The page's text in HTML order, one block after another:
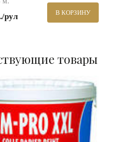
рул В КОРЗИНУ
товары